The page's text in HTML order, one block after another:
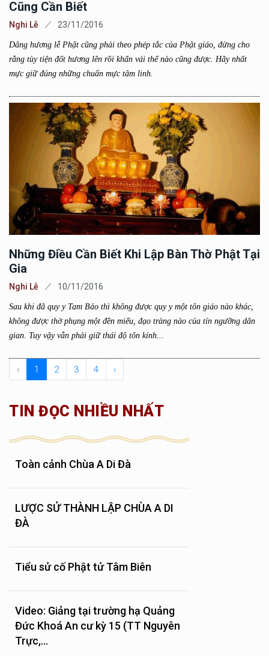
Cũng Cần Biết
Nghi Lễ 23/11/2016
Dâng hương lễ Phật cũng phải theo phép tắc của Phật giáo, đừng cho
rằng tùy tiện đốt hương lên rồi khấn vái thế nào cũng được. Hãy nhất
mực giữ đúng những chuẩn mực tâm linh.
Những Điều Cần Biết Khi Lập Bàn Thờ Phật Tại
Gia
Nghi Lễ 10/11/2016
Sau khi đã quy y Tam Bảo thì không được quy y một tôn giáo nào khác,
không được thờ phụng một đền miếu, đạo tràng nào của tín ngưỡng dân
gian. Tuy vậy vẫn phải giữ thái độ tôn kính...
‹ 1 2 3 4 ›
TIN ĐỌC NHIỀU NHẤT
Toàn cảnh Chùa A Di Đà
LƯỢC SỬ THÀNH LẬP CHÙA A DI
ĐÀ
Tiểu sử cố Phật tử Tâm Biên
Video: Giảng tại trường hạ Quảng
Đức Khoá An cư kỳ 15 (TT Nguyên
Trực,...